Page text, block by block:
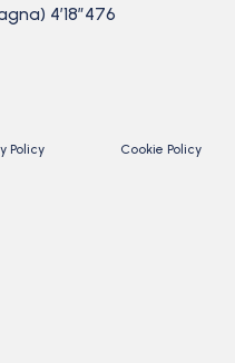
4’18”476
Policy Cookie Policy